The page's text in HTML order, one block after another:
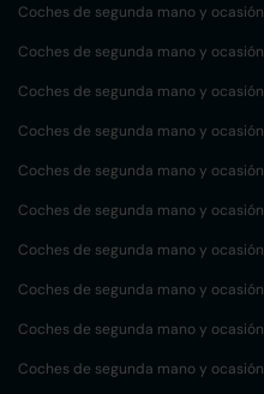
Coches de segunda mano y ocasión
Coches de segunda mano y ocasión
Coches de segunda mano y ocasión
Coches de segunda mano y ocasión
Coches de segunda mano y ocasión
Coches de segunda mano y ocasión
Coches de segunda mano y ocasión
Coches de segunda mano y ocasión
Coches de segunda mano y ocasión
Coches de segunda mano y ocasión